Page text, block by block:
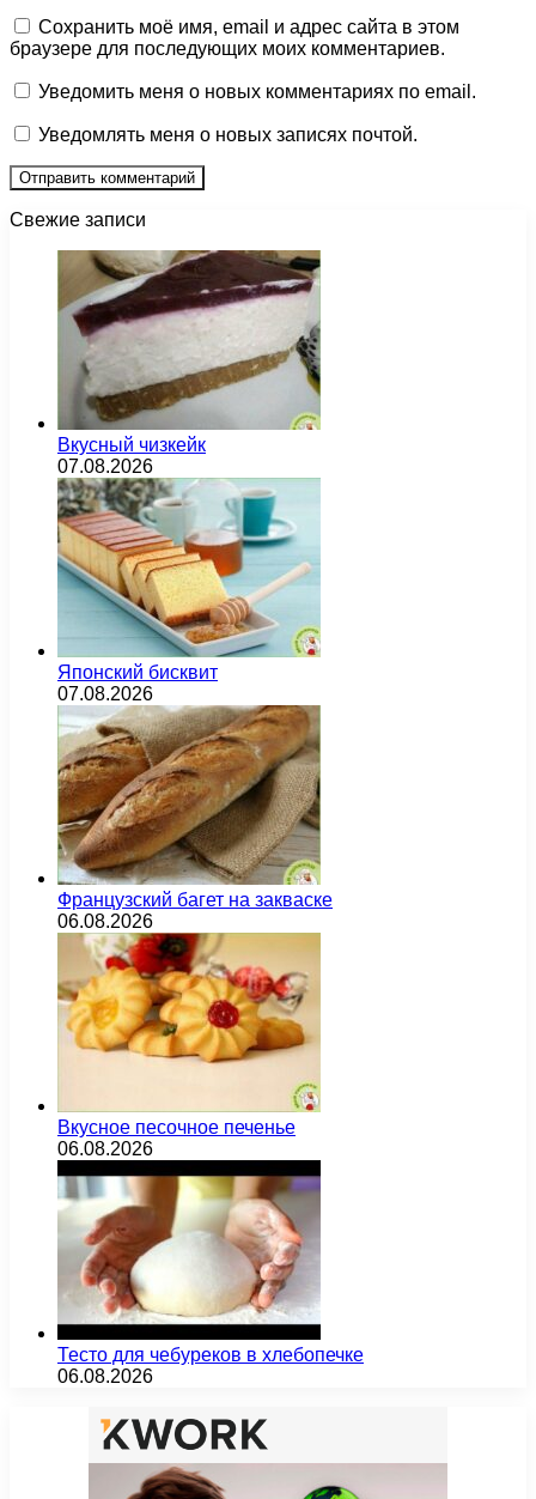
Сохранить моё имя, email и адрес сайта в этом
браузере для последующих моих комментариев.
Уведомить меня о новых комментариях по email.
Уведомлять меня о новых записях почтой.
Свежие записи
Вкусный чизкейк
07.08.2026
Японский бисквит
07.08.2026
Французский багет на закваске
06.08.2026
Вкусное песочное печенье
06.08.2026
Тесто для чебуреков в хлебопечке
06.08.2026